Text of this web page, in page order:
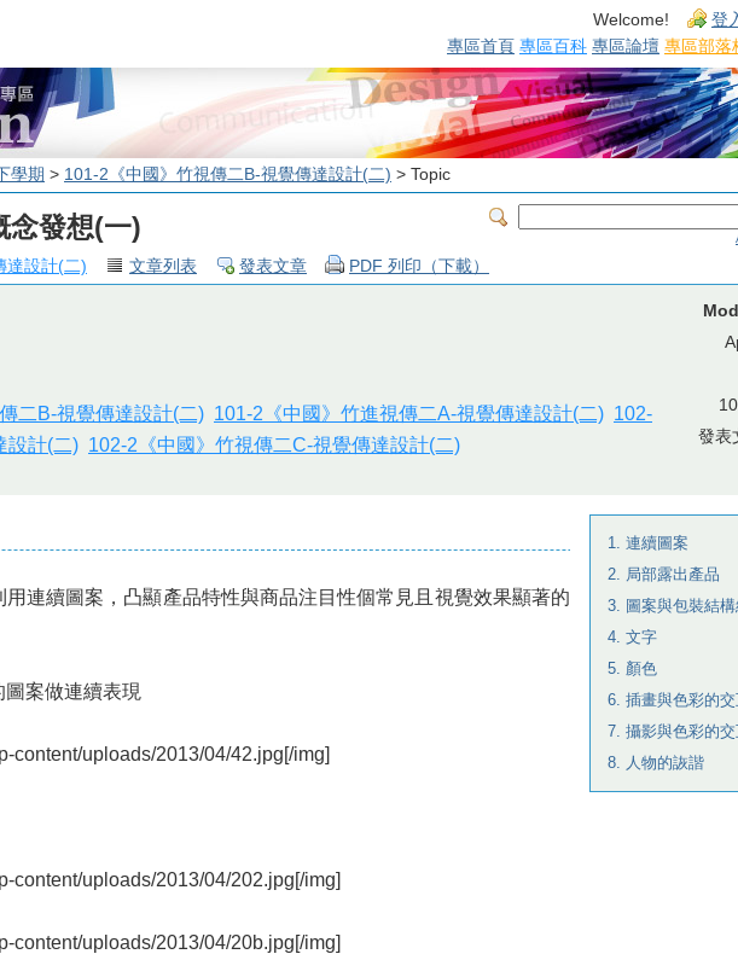
Welcome! 登
專區首頁 專區百科 專區論壇 專區部落
學期 > 101-2《中國》竹視傳二B-視覺傳達設計(二) > Topic
念發想(一)
達設計(二) 文章列表 發表文章 PDF 列印（下載）
二B-視覺傳達設計(二) 101-2《中國》竹進視傳二A-視覺傳達設計(二) 102-
設計(二) 102-2《中國》竹視傳二C-視覺傳達設計(二)
發表
1. 連續圖案
2. 局部露出產品
3. 圖案與包裝結構
4. 文字
5. 顏色
6. 插畫與色彩的交
7. 攝影與色彩的交
8. 人物的詼諧
連續圖案，凸顯產品特性與商品注目性個常見且視覺效果顯著的
案做連續表現
content/uploads/2013/04/42.jpg[/img]
content/uploads/2013/04/202.jpg[/img]
content/uploads/2013/04/20b.jpg[/img]